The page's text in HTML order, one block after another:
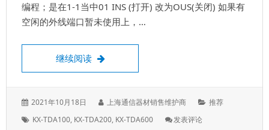
7-
编程；是在1-1当中01 INS (打开) 改为OUS(关闭) 如果有
空闲的外线端口暂未使用上，…
继续阅读 开通外线，及关闭外线
发
于：
2021年10月18日
作
上海通信器材销售维护商
分
推荐
标
KX-TDA100, KX-TDA200, KX-TDA600 发表评论: 开